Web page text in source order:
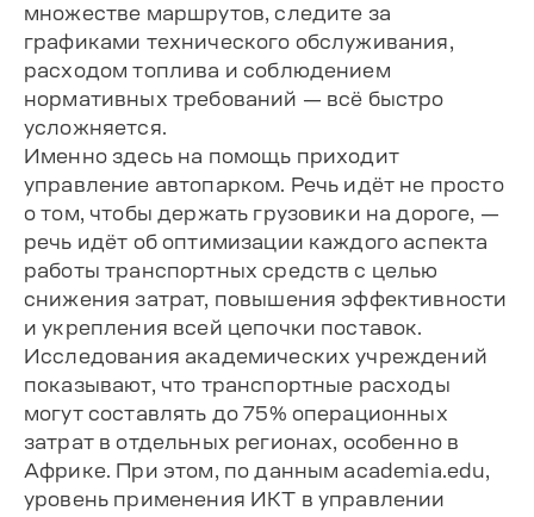
множестве маршрутов, следите за
графиками технического обслуживания,
расходом топлива и соблюдением
нормативных требований — всё быстро
усложняется.
Именно здесь на помощь приходит
управление автопарком. Речь идёт не просто
о том, чтобы держать грузовики на дороге, —
речь идёт об оптимизации каждого аспекта
работы транспортных средств с целью
снижения затрат, повышения эффективности
и укрепления всей цепочки поставок.
Исследования академических учреждений
показывают, что транспортные расходы
могут составлять до 75% операционных
затрат в отдельных регионах, особенно в
Африке. При этом, по данным academia.edu,
уровень применения ИКТ в управлении